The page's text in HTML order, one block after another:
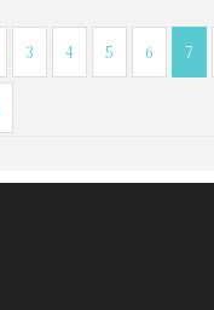
3 4 5 6 7